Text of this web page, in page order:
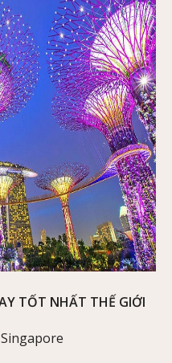
TỐT NHẤT THẾ GIỚI